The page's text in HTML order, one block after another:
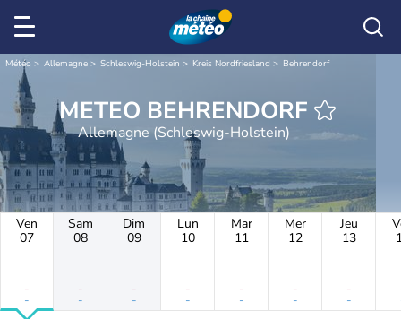
Météo Allemagne Schleswig-Holstein Kreis Nordfriesland Behrendorf
METEO BEHRENDORF
Allemagne (Schleswig-Holstein)
Ven
07
-
-
Sam
08
-
-
Dim
09
-
-
Lun
10
-
-
Mar
11
-
-
Mer
12
-
-
Jeu
13
-
-